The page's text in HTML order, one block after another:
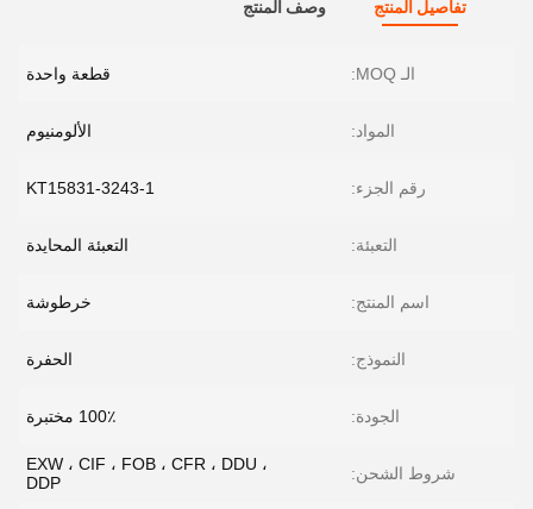
تفاصيل المنتج وصف المنتج
الـ MOQ: قطعة واحدة
المواد: الألومنيوم
رقم الجزء: KT15831-3243-1
التعبئة: التعبئة المحايدة
اسم المنتج: خرطوشة
النموذج: الحفرة
الجودة: 100٪ مختبرة
شروط الشحن:
EXW ، CIF ، FOB ، CFR ، DDU ،
DDP